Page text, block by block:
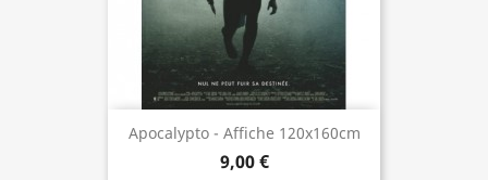
Apocalypto - Affiche 120x160cm
9,00 €